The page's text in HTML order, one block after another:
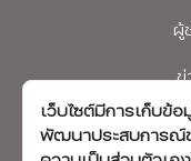
ผู้
ข่
เว็บไซต์มีการเก็บข้อ
พัฒนาประสบการณ์ข